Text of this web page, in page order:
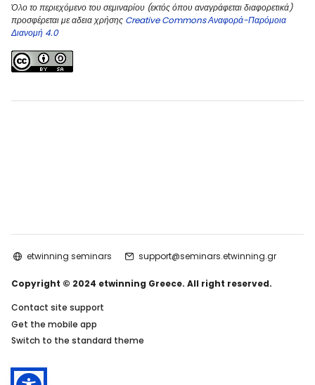
Όλο το περιεχόμενο του σεμιναρίου (εκτός όπου αναγράφεται διαφορετικά)
προσφέρεται με αδεια χρήσης Creative Commons Αναφορά-Παρόμοια
Διανομή 4.0
etwinning seminars support@seminars.etwinning.gr
Copyright © 2024 etwinning Greece. All right reserved.
Contact site support
Get the mobile app
Switch to the standard theme